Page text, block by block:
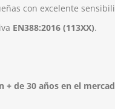
con excelente
EN388:2016 (113XX).
de 30 años en el